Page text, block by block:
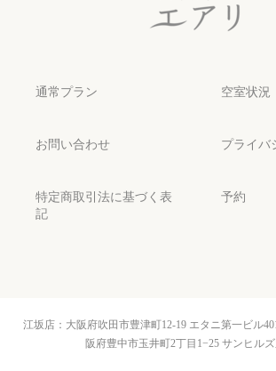
通常プラン 空室状況
お問い合わせ プライバ
特定商取引法に基づく表
記
予約
江坂店：大阪府吹田市豊津町12-19 エタニ第一ビ
阪府豊中市玉井町2丁目1−25 サンヒル